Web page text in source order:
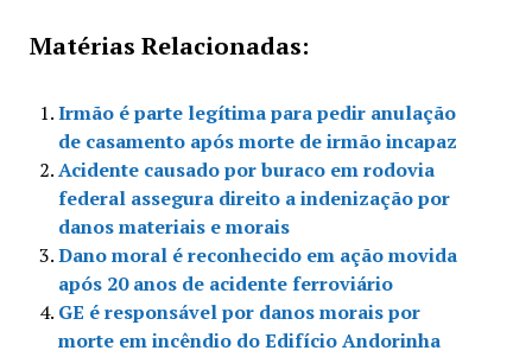
Matérias Relacionadas:
Irmão é parte legítima para pedir anulação
de casamento após morte de irmão incapaz
Acidente causado por buraco em rodovia
federal assegura direito a indenização por
danos materiais e morais
Dano moral é reconhecido em ação movida
após 20 anos de acidente ferroviário
GE é responsável por danos morais por
morte em incêndio do Edifício Andorinha